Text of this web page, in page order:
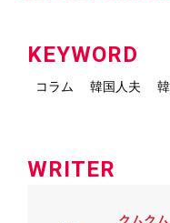
KEYWORD
コラム 韓国人夫
WRITER